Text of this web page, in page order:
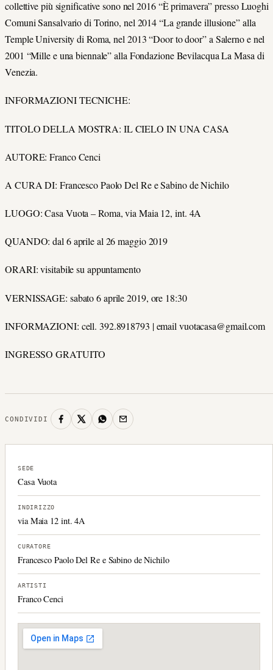
collettive più significative sono nel 2016 “È primavera” presso Luoghi
Comuni Sansalvario di Torino, nel 2014 “La grande illusione” alla
Temple University di Roma, nel 2013 “Door to door” a Salerno e nel
2001 “Mille e una biennale” alla Fondazione Bevilacqua La Masa di
Venezia.
INFORMAZIONI TECNICHE:
TITOLO DELLA MOSTRA: IL CIELO IN UNA CASA
AUTORE: Franco Cenci
A CURA DI: Francesco Paolo Del Re e Sabino de Nichilo
LUOGO: Casa Vuota – Roma, via Maia 12, int. 4A
QUANDO: dal 6 aprile al 26 maggio 2019
ORARI: visitabile su appuntamento
VERNISSAGE: sabato 6 aprile 2019, ore 18:30
INFORMAZIONI: cell. 392.8918793 | email vuotacasa@gmail.com
INGRESSO GRATUITO
CONDIVIDI
SEDE
Casa Vuota
INDIRIZZO
via Maia 12 int. 4A
CURATORE
Francesco Paolo Del Re e Sabino de Nichilo
ARTISTI
Franco Cenci